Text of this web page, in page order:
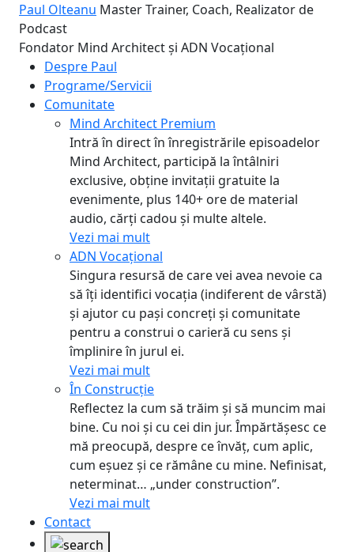
Paul Olteanu Master Trainer, Coach, Realizator de
Podcast
Fondator Mind Architect și ADN Vocațional
Despre Paul
Programe/Servicii
Comunitate
Mind Architect Premium
Intră în direct în înregistrările episoadelor
Mind Architect, participă la întâlniri
exclusive, obține invitații gratuite la
evenimente, plus 140+ ore de material
audio, cărți cadou și multe altele.
Vezi mai mult
ADN Vocațional
Singura resursă de care vei avea nevoie ca
să îți identifici vocația (indiferent de vârstă)
și ajutor cu pași concreți și comunitate
pentru a construi o carieră cu sens și
împlinire în jurul ei.
Vezi mai mult
În Construcție
Reflectez la cum să trăim și să muncim mai
bine. Cu noi și cu cei din jur. Împărtășesc ce
mă preocupă, despre ce învăț, cum aplic,
cum eșuez și ce rămâne cu mine. Nefinisat,
neterminat… „under construction”.
Vezi mai mult
Contact